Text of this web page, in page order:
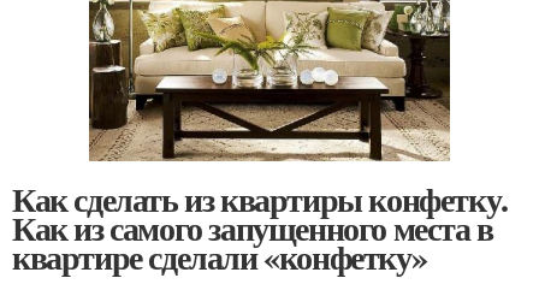
Как сделать из квартиры конфетку.
Как из самого запущенного места в
квартире сделали «конфетку»